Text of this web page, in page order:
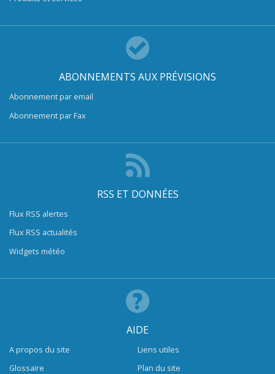
ABONNEMENTS AUX PRÉVISIONS
Abonnement par email
Abonnement par Fax
RSS ET DONNÉES
Flux RSS alertes
Flux RSS actualités
Widgets météo
AIDE
A propos du site
Glossaire
Liens utiles
Plan du site